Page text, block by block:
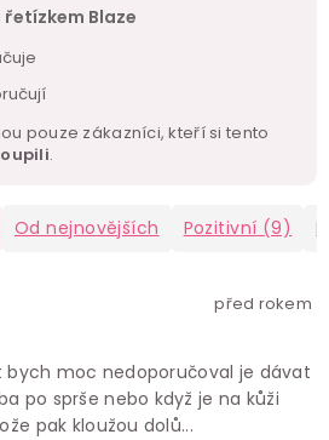
řetízkem Blaze
pouze zákazníci, kteří si tento
.
Od nejnovějších Pozitivní (9)
před rokem
bych moc nedoporučoval je dávat
po sprše nebo když je na kůži
pak kloužou dolů...